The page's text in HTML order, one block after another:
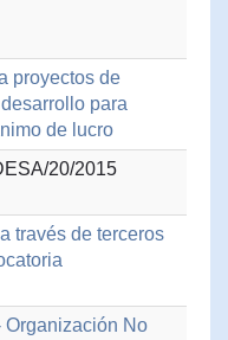
proyectos de
para
de lucro
20/2015
través de terceros
Organización No